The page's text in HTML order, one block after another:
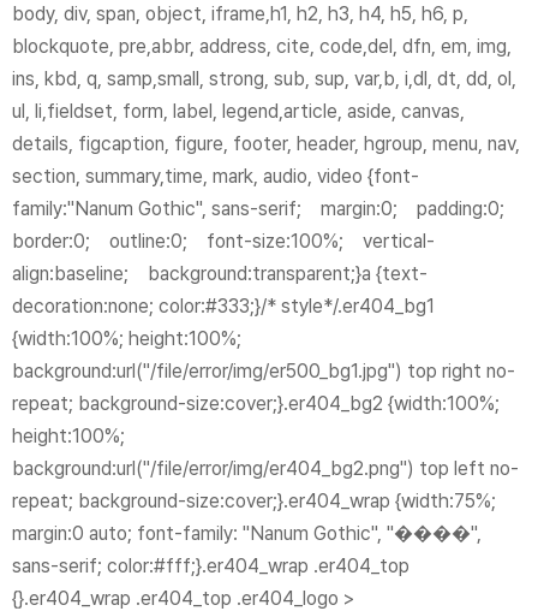
body, div, span, object, iframe,h1, h2, h3, h4, h5, h6, p,
blockquote, pre,abbr, address, cite, code,del, dfn, em, img,
ins, kbd, q, samp,small, strong, sub, sup, var,b, i,dl, dt, dd, ol,
ul, li,fieldset, form, label, legend,article, aside, canvas,
details, figcaption, figure, footer, header, hgroup, menu, nav,
section, summary,time, mark, audio, video {font-
family:"Nanum Gothic", sans-serif; margin:0; padding:0;
border:0; outline:0; font-size:100%; vertical-
align:baseline; background:transparent;}a {text-
decoration:none; color:#333;}/* style*/.er404_bg1
{width:100%; height:100%;
background:url("/file/error/img/er500_bg1.jpg") top right no-
repeat; background-size:cover;}.er404_bg2 {width:100%;
height:100%;
background:url("/file/error/img/er404_bg2.png") top left no-
repeat; background-size:cover;}.er404_wrap {width:75%;
margin:0 auto; font-family: "Nanum Gothic", "����",
sans-serif; color:#fff;}.er404_wrap .er404_top
{}.er404_wrap .er404_top .er404_logo >